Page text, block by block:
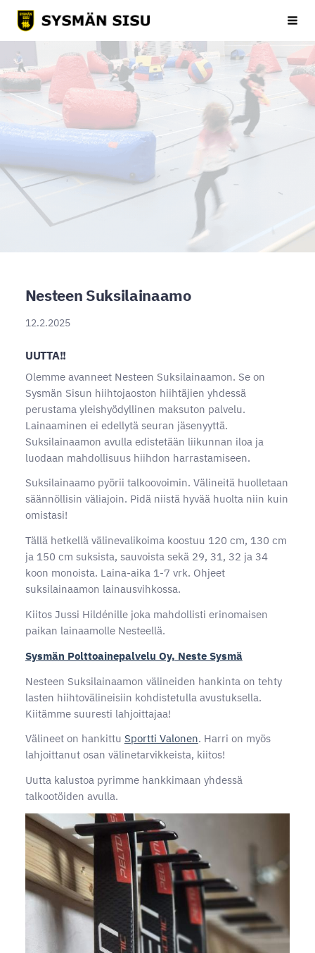
Siirry
sivun
Sysmän Sisu
Nesteen Suksilainaamo
12.2.2025
UUTTA!!
Olemme avanneet Nesteen Suksilainaamon. Se on
Sysmän Sisun hiihtojaoston hiihtäjien yhdessä
perustama yleishyödyllinen maksuton palvelu.
Lainaaminen ei edellytä seuran jäsenyyttä.
Suksilainaamon avulla edistetään liikunnan iloa ja
luodaan mahdollisuus hiihdon harrastamiseen.
Suksilainaamo pyörii talkoovoimin. Välineitä huolletaan
säännöllisin väliajoin. Pidä niistä hyvää huolta niin kuin
omistasi!
Tällä hetkellä välinevalikoima koostuu 120 cm, 130 cm
ja 150 cm suksista, sauvoista sekä 29, 31, 32 ja 34
koon monoista. Laina-aika 1-7 vrk. Ohjeet
suksilainaamon lainausvihkossa.
Kiitos Jussi Hildénille joka mahdollisti erinomaisen
paikan lainaamolle Nesteellä.
Sysmän Polttoainepalvelu Oy, Neste Sysmä
Nesteen Suksilainaamon välineiden hankinta on tehty
lasten hiihtovälineisiin kohdistetulla avustuksella.
Kiitämme suuresti lahjoittajaa!
Välineet on hankittu Sportti Valonen. Harri on myös
lahjoittanut osan välinetarvikkeista, kiitos!
Uutta kalustoa pyrimme hankkimaan yhdessä
talkootöiden avulla.